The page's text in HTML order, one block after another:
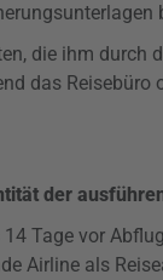
die ihm
das
der
Tage vor
Airline als